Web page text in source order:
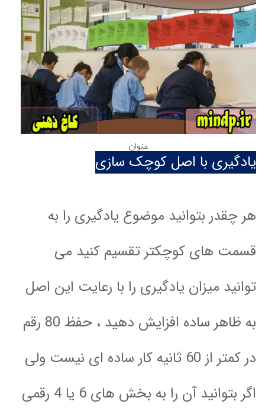
عنوان
یادگیری با اصل کوچک سازی
هر چقدر بتوانید موضوع یادگیری را به
قسمت های کوچکتر تقسیم کنید می
توانید میزان یادگیری را با رعایت این اصل
به ظاهر ساده افزایش دهید ، حفظ 80 رقم
در کمتر از 60 ثانیه کار ساده ای نیست ولی
اگر بتوانید آن را به بخش های 6 یا 4 رقمی